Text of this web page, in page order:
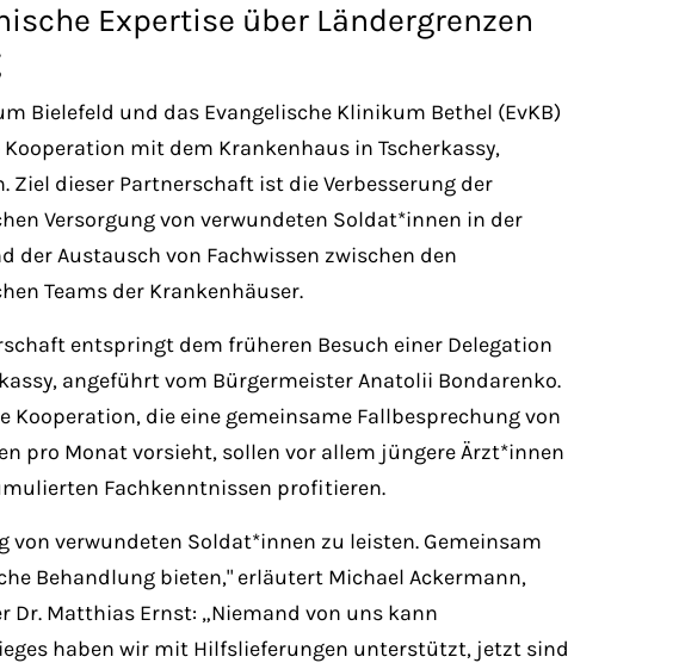
Expertise über Ländergrenzen
Bielefeld und das Evangelische Klinikum Bethel (EvKB)
Kooperation mit dem Krankenhaus in Tscherkassy,
Ziel dieser Partnerschaft ist die Verbesserung der
Versorgung von verwundeten Soldat*innen in der
der Austausch von Fachwissen zwischen den
Teams der Krankenhäuser.
entspringt dem früheren Besuch einer Delegation
angeführt vom Bürgermeister Anatolii Bondarenko.
Kooperation, die eine gemeinsame Fallbesprechung von
pro Monat vorsieht, sollen vor allem jüngere Ärzt*innen
Fachkenntnissen profitieren.
verwundeten Soldat*innen zu leisten. Gemeinsam
Behandlung bieten," erläutert Michael Ackermann,
Matthias Ernst: „Niemand von uns kann
haben wir mit Hilfslieferungen unterstützt, jetzt sind